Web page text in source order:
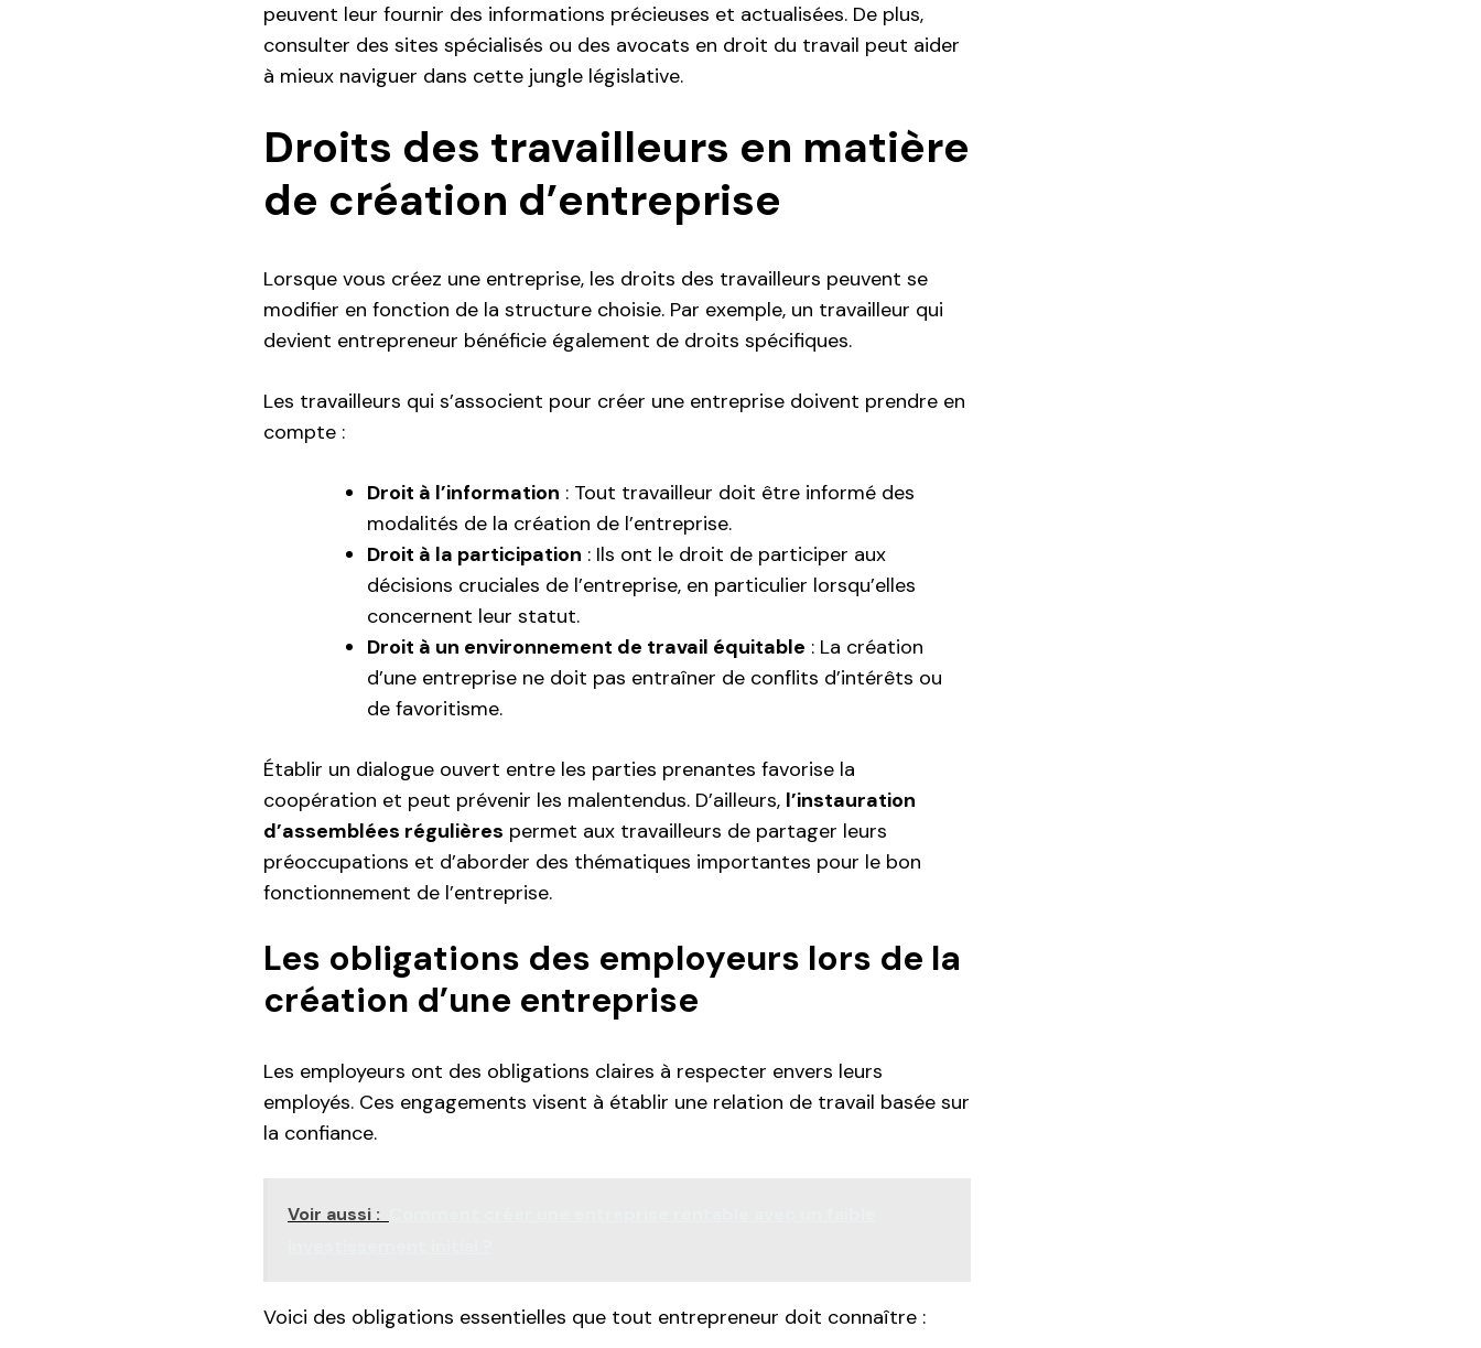
peuvent leur fournir des informations précieuses et actualisées. De plus,
consulter des sites spécialisés ou des avocats en droit du travail peut aider
à mieux naviguer dans cette jungle législative.
Droits des travailleurs en matière
de création d’entreprise
Lorsque vous créez une entreprise, les droits des travailleurs peuvent se
modifier en fonction de la structure choisie. Par exemple, un travailleur qui
devient entrepreneur bénéficie également de droits spécifiques.
Les travailleurs qui s’associent pour créer une entreprise doivent prendre en
compte :
Droit à l’information : Tout travailleur doit être informé des
modalités de la création de l’entreprise.
Droit à la participation : Ils ont le droit de participer aux
décisions cruciales de l’entreprise, en particulier lorsqu’elles
concernent leur statut.
Droit à un environnement de travail équitable : La création
d’une entreprise ne doit pas entraîner de conflits d’intérêts ou
de favoritisme.
Établir un dialogue ouvert entre les parties prenantes favorise la
coopération et peut prévenir les malentendus. D’ailleurs, l’instauration
d’assemblées régulières permet aux travailleurs de partager leurs
préoccupations et d’aborder des thématiques importantes pour le bon
fonctionnement de l’entreprise.
Les obligations des employeurs lors de la
création d’une entreprise
Les employeurs ont des obligations claires à respecter envers leurs
employés. Ces engagements visent à établir une relation de travail basée sur
la confiance.
Voir aussi :
Voici des obligations essentielles que tout entrepreneur doit connaître :